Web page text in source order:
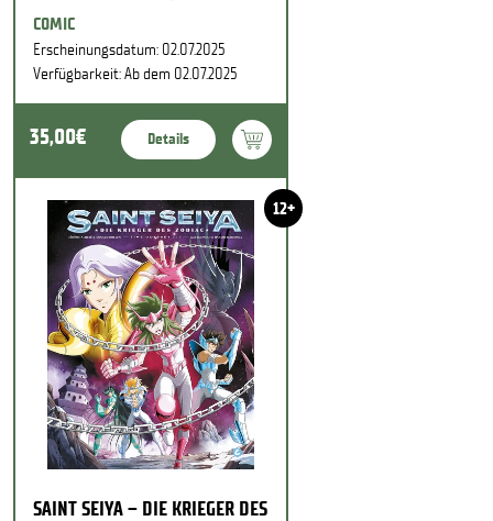
COMIC
Erscheinungsdatum: 02.07.2025
Verfügbarkeit: Ab dem 02.07.2025
35,00€ Details
12+
SAINT SEIYA – DIE KRIEGER DES